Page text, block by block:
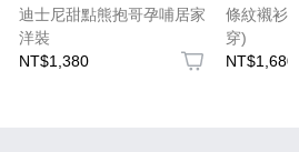
迪士尼甜點熊抱哥孕哺居家
洋裝
NT$1,380
條紋襯衫
穿)
NT$1,680